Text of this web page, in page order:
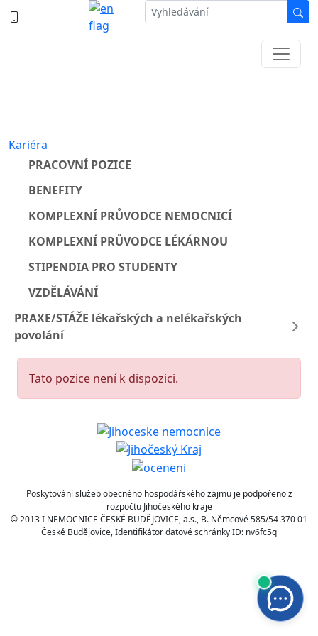
Kariéra
PRACOVNÍ POZICE
BENEFITY
KOMPLEXNÍ PRŮVODCE NEMOCNICÍ
KOMPLEXNÍ PRŮVODCE LÉKÁRNOU
STIPENDIA PRO STUDENTY
VZDĚLÁVÁNÍ
PRAXE/STÁŽE lékařských a nelékařských
povolání
Tato pozice není k dispozici.
Poskytování služeb obecného hospodářského zájmu je podpořeno z
rozpočtu Jihočeského kraje
© 2013 I NEMOCNICE ČESKÉ BUDĚJOVICE, a.s., B. Němcové 585/54 370 01
České Budějovice, Identifikátor datové schránky ID: nv6fc5q